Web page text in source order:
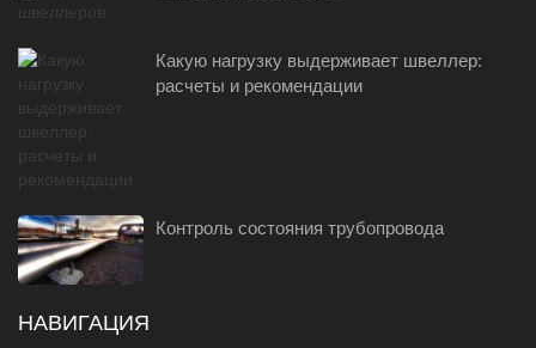
Какую нагрузку выдерживает швеллер:
расчеты и рекомендации
Контроль состояния трубопровода
НАВИГАЦИЯ